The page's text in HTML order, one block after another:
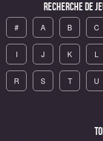
Recherche de
# A B C
I J K L
R S T U